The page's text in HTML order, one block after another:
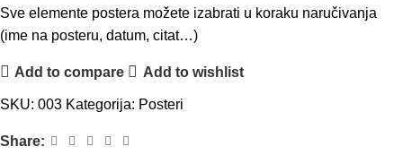
Sve elemente postera možete izabrati u koraku naručivanja
(ime na posteru, datum, citat…)
Add to compare Add to wishlist
SKU: 003 Kategorija: Posteri
Share: